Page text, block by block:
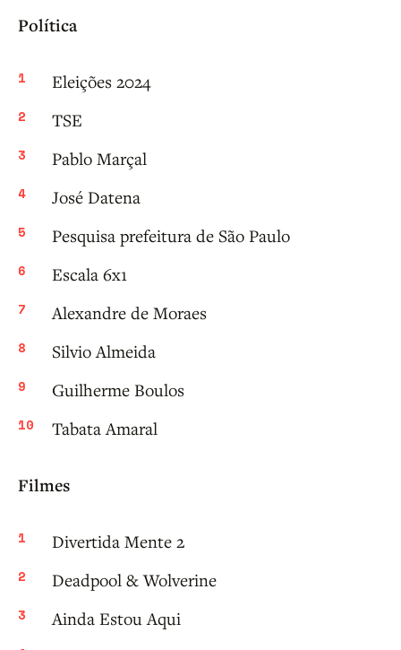
Política
Eleições 2024
TSE
Pablo Marçal
José Datena
Pesquisa prefeitura de São Paulo
Escala 6x1
Alexandre de Moraes
Silvio Almeida
Guilherme Boulos
Tabata Amaral
Filmes
Divertida Mente 2
Deadpool & Wolverine
Ainda Estou Aqui